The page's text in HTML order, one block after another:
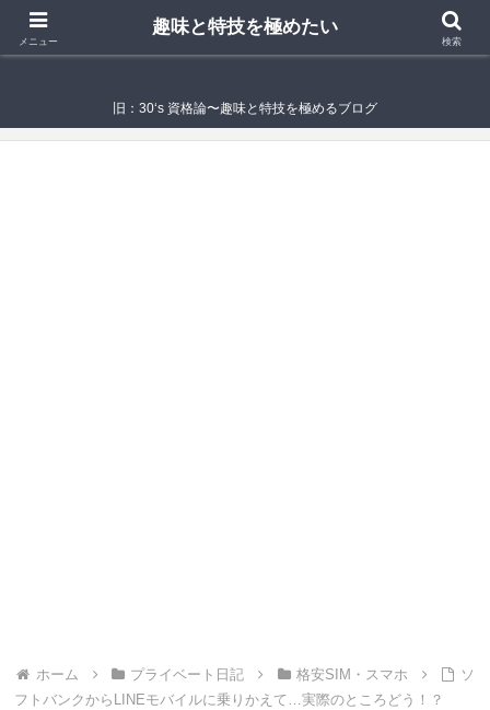
趣味と特技を極めたい
旧：30‘s 資格論〜趣味と特技を極めるブログ
ホーム プライベート日記 格安SIM・スマホ
ソ
フトバンクからLINEモバイルに乗りかえて…実際のところどう！？
メニュー
趣味と特技を極めたい
検索